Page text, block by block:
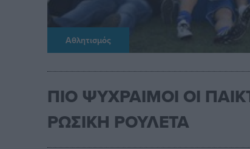
Αθλητισμός
ΠΙΟ ΨΥΧΡΑΙΜΟΙ ΟΙ
ΡΩΣΙΚΗ ΡΟΥΛΕΤΑ